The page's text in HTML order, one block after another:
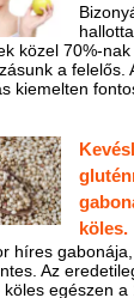
közel 70%-
a felelős.
kiemelten
köles.
híres
Az
egészen a